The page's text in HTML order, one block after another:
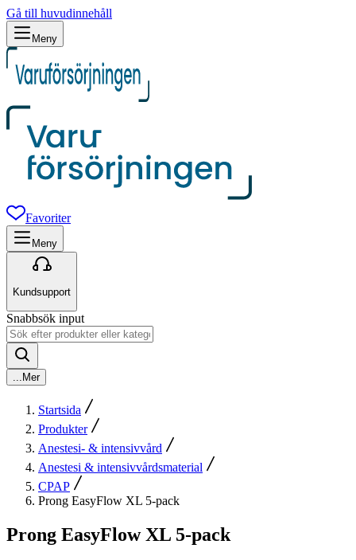
Gå till huvudinnehåll
Meny
Favoriter
Meny
Kundsupport
Snabbsök input
Mer
Startsida
Produkter
Anestesi- & intensivvård
Anestesi & intensivvårdsmaterial
CPAP
Prong EasyFlow XL 5-pack
Prong EasyFlow XL 5-pack